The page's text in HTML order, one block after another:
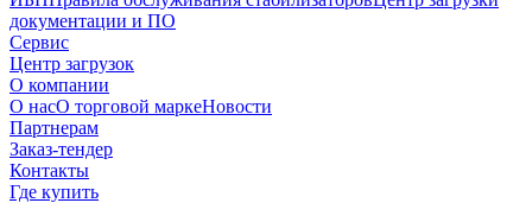
документации и ПО
Сервис
Центр загрузок
О компании
О насО торговой маркеНовости
Партнерам
Заказ-тендер
Контакты
Где купить